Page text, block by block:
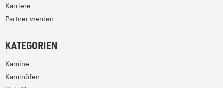
Karriere
Partner werden
KATEGORIEN
Kamine
Kaminöfen